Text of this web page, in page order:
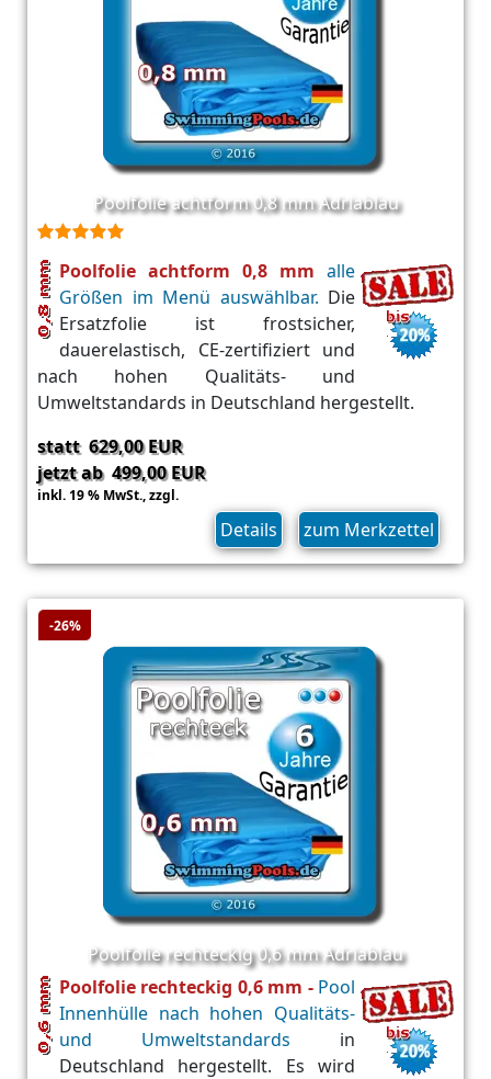
Poolfolie achtform 0,8 mm Adriablau
Poolfolie achtform 0,8 mm alle
Größen im Menü auswählbar. Die
Ersatzfolie ist frostsicher,
dauerelastisch, CE-zertifiziert und
nach hohen Qualitäts- und
Umweltstandards in Deutschland hergestellt.
statt 629,00 EUR
jetzt ab 499,00 EUR
inkl. 19 % MwSt.,zzgl.
Details zum Merkzettel
-26%
Poolfolie rechteckig 0,6 mm Adriablau
Poolfolie rechteckig 0,6 mm - Pool
Innenhülle nach hohen Qualitäts-
und Umweltstandards in
Deutschland hergestellt. Es wird